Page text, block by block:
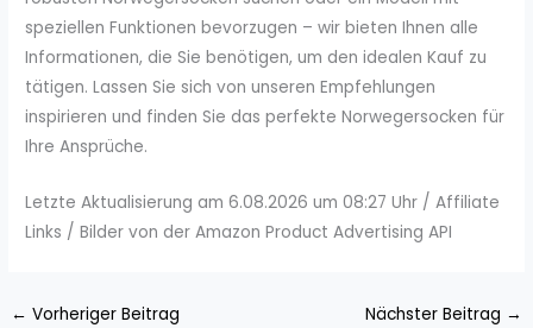
speziellen Funktionen bevorzugen – wir bieten Ihnen alle
Informationen, die Sie benötigen, um den idealen Kauf zu
tätigen. Lassen Sie sich von unseren Empfehlungen
inspirieren und finden Sie das perfekte Norwegersocken für
Ihre Ansprüche.
Letzte Aktualisierung am 6.08.2026 um 08:27 Uhr / Affiliate
Links / Bilder von der Amazon Product Advertising API
← Vorheriger Beitrag Nächster Beitrag →